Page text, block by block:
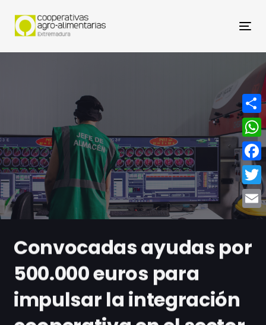
Convocadas ayudas por
500.000 euros para
impulsar la integración
Email